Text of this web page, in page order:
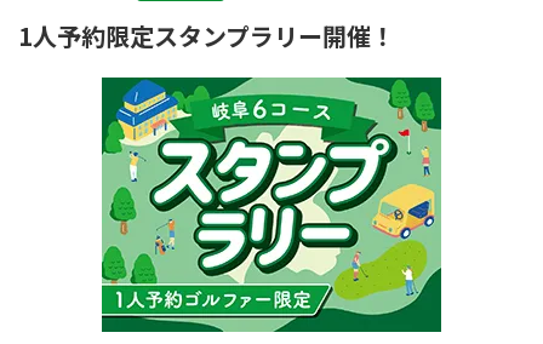
1人予約限定スタンプラリー開催！